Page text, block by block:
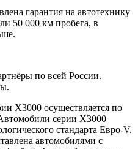
гарантия на автотехнику
50 000 км пробега, в
по всей России.
X3000 осуществляется по
серии X3000
стандарта Евро-V.
автомобилями с